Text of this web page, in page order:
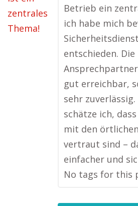
Betrieb ein
ich habe mich
entschieden. Die
gut erreichbar,
sehr
schätze ich,
mit den
vertraut sind –
einfacher und
No tags for this